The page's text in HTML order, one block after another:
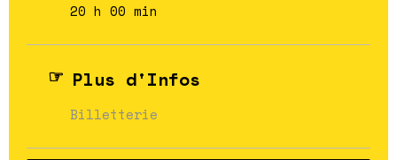
20 h 00 min
Plus d'Infos
Billetterie